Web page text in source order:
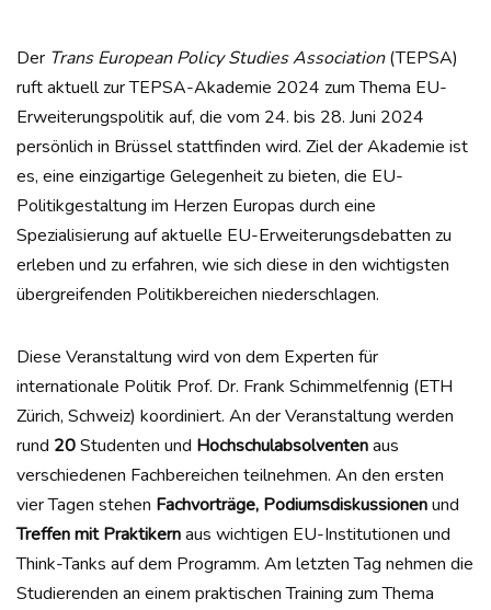
Der Trans European Policy Studies Association(TEPSA)
ruft aktuell zur TEPSA-Akademie 2024 zum Thema EU-
Erweiterungspolitik auf, die vom 24. bis 28. Juni 2024
persönlich in Brüssel stattfinden wird. Ziel der Akademie ist
es, eine einzigartige Gelegenheit zu bieten, die EU-
Politikgestaltung im Herzen Europas durch eine
Spezialisierung auf aktuelle EU-Erweiterungsdebatten zu
erleben und zu erfahren, wie sich diese in den wichtigsten
übergreifenden Politikbereichen niederschlagen.
Diese Veranstaltung wird von dem Experten für
internationale Politik Prof. Dr. Frank Schimmelfennig (ETH
Zürich, Schweiz) koordiniert. An der Veranstaltung werden
rund 20Studenten und Hochschulabsolventenaus
verschiedenen Fachbereichen teilnehmen. An den ersten
vier Tagen stehen Fachvorträge, Podiumsdiskussionenund
Treffen mit Praktikernaus wichtigen EU-Institutionen und
Think-Tanks auf dem Programm. Am letzten Tag nehmen die
Studierenden an einem praktischen Training zum Thema